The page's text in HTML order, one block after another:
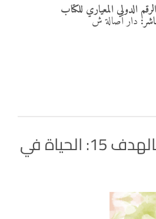
الرقم الدولي المعياري للكتاب
دار أصالة ش
كتب متعلقة بالهدف 15: الحياة في